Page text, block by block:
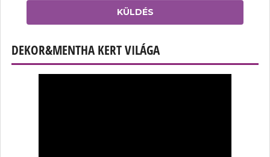
KÜLDÉS
DEKOR&MENTHA KERT VILÁGA